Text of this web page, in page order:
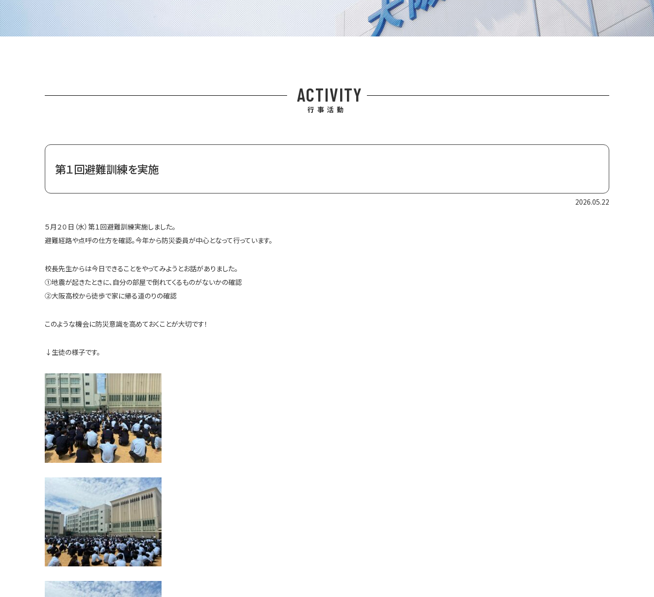
ACTIVITY
行事活動
第１回避難訓練を実施
2026.05.22
５月２０日（水）第１回避難訓練実施しました。
避難経路や点呼の仕方を確認。今年から防災委員が中心となって行っています。
校長先生からは今日できることをやってみようとお話がありました。
①地震が起きたときに、自分の部屋で倒れてくるものがないかの確認
②大阪高校から徒歩で家に帰る道のりの確認
このような機会に防災意識を高めておくことが大切です！
↓生徒の様子です。